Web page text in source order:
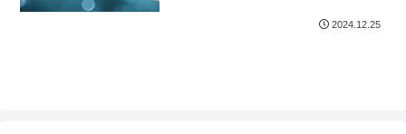
2024.12.25